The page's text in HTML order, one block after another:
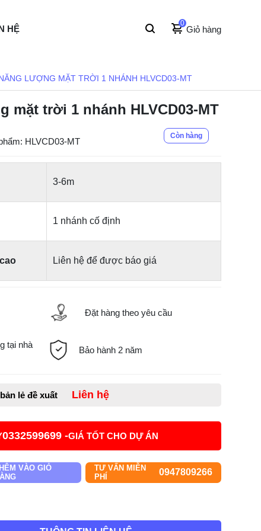
HỆ
0
Giỏ hàng
LƯỢNG MẶT TRỜI 1 NHÁNH HLVCD03-MT
mặt trời 1 nhánh HLVCD03-MT
HLVCD03-MT
Còn hàng
3-6m
1 nhánh cố định
Liên hệ để được báo giá
Đặt hàng theo yêu cầu
tại nhà
Bảo hành 2 năm
lẻ đề xuất Liên hệ
0332599699 -GIÁ TỐT CHO DỰ ÁN
VÀO GIỎ
TƯ VẤN MIỄN
PHÍ
0947809266